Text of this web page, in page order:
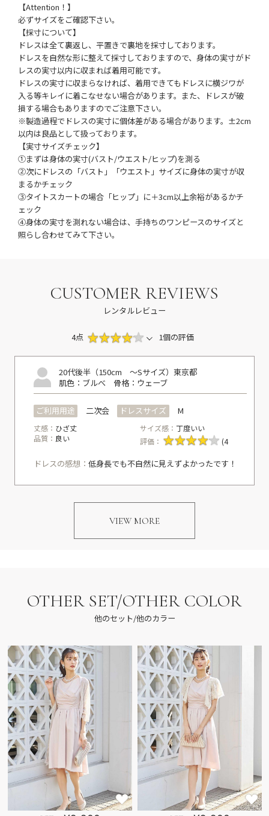
【Attention！】
必ずサイズをご確認下さい。
【採寸について】
ドレスは全て裏返し、平置きで裏地を採寸しております。
ドレスを自然な形に整えて採寸しておりますので、身体の実寸がド
レスの実寸以内に収まれば着用可能です。
ドレスの実寸に収まらなければ、着用できてもドレスに横ジワが
入る等キレイに着こなせない場合があります。また、ドレスが破
損する場合もありますのでご注意下さい。
※製造過程でドレスの実寸に個体差がある場合があります。±2cm
以内は良品として扱っております。
【実寸サイズチェック】
①まずは身体の実寸(バスト/ウエスト/ヒップ)を測る
②次にドレスの「バスト」「ウエスト」サイズに身体の実寸が収
まるかチェック
③タイトスカートの場合「ヒップ」に＋3cm以上余裕があるかチ
ェック
④身体の実寸を測れない場合は、手持ちのワンピースのサイズと
照らし合わせてみて下さい。
CUSTOMER REVIEWS
レンタルレビュー
4点 1個の評価
20代後半（150cm ～Sサイズ） 東京都
肌色：ブルべ 骨格：ウェーブ
ご利用用途 二次会 ドレスサイズ M
丈感： ひざ丈 サイズ感：丁度いい
品質： 良い 評価： (4
ドレスの感想： 低身長でも不自然に見えずよかったです！
VIEW MORE
OTHER SET/OTHER COLOR
他のセット/他のカラー